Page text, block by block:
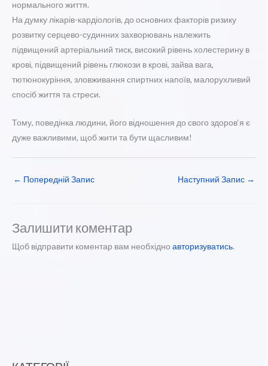
нормального життя.
На думку лікарів-кардіологів, до основних факторів ризику
розвитку серцево-судинних захворювань належить
підвищений артеріальний тиск, високий рівень холестерину в
крові, підвищений рівень глюкози в крові, зайва вага,
тютюнокуріння, зловживання спиртних напоїв, малорухливий
спосіб життя та стреси.
Тому, поведінка людини, його відношення до свого здоров‘я є
дуже важливими, щоб жити та бути щасливим!
← Попередній Запис Наступний Запис →
Залишити коментар
Щоб відправити коментар вам необхідно авторизуватись.